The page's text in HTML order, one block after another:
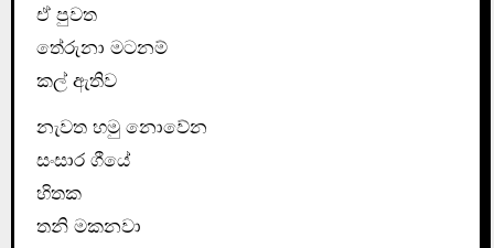
ඒ පුවත
තේරුනා මටනම්
කල් ඇතිව
නැවත හමු නොවේන
සංසාර ගීයේ
හිතක
තනි මකනවා